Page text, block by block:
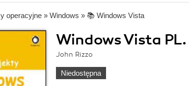
operacyjne » Windows » 📚 Windows Vista
Windows Vista
John Rizzo
Niedostępna